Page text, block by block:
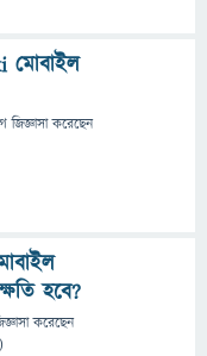
মোবাইল
জিজ্ঞাসাকরেছেন
হবে?
করেছেন